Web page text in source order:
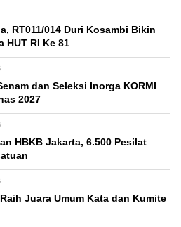
RT011/014 Duri Kosambi Bikin
HUT RI Ke 81
dan Seleksi Inorga KORMI
2027
HBKB Jakarta, 6.500 Pesilat
Juara Umum Kata dan Kumite